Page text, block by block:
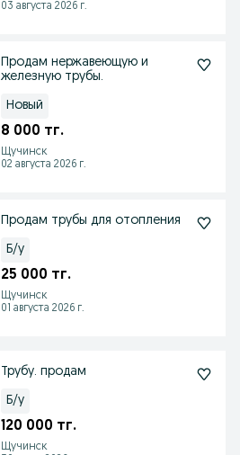
03 августа 2026 г.
Продам нержавеющую и
железную трубы.
Новый
8 000 тг.
Щучинск
02 августа 2026 г.
Продам трубы для отопления
Б/у
25 000 тг.
Щучинск
01 августа 2026 г.
Трубу. продам
Б/у
120 000 тг.
Щучинск